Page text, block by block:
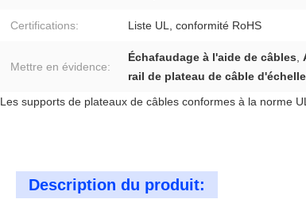
Certifications: Liste UL, conformité RoHS
Mettre en évidence:
Échafaudage à l'aide de câbles,
rail de plateau de câble d'échelle
Les supports de plateaux de câbles conformes à la norme
Description du produit: